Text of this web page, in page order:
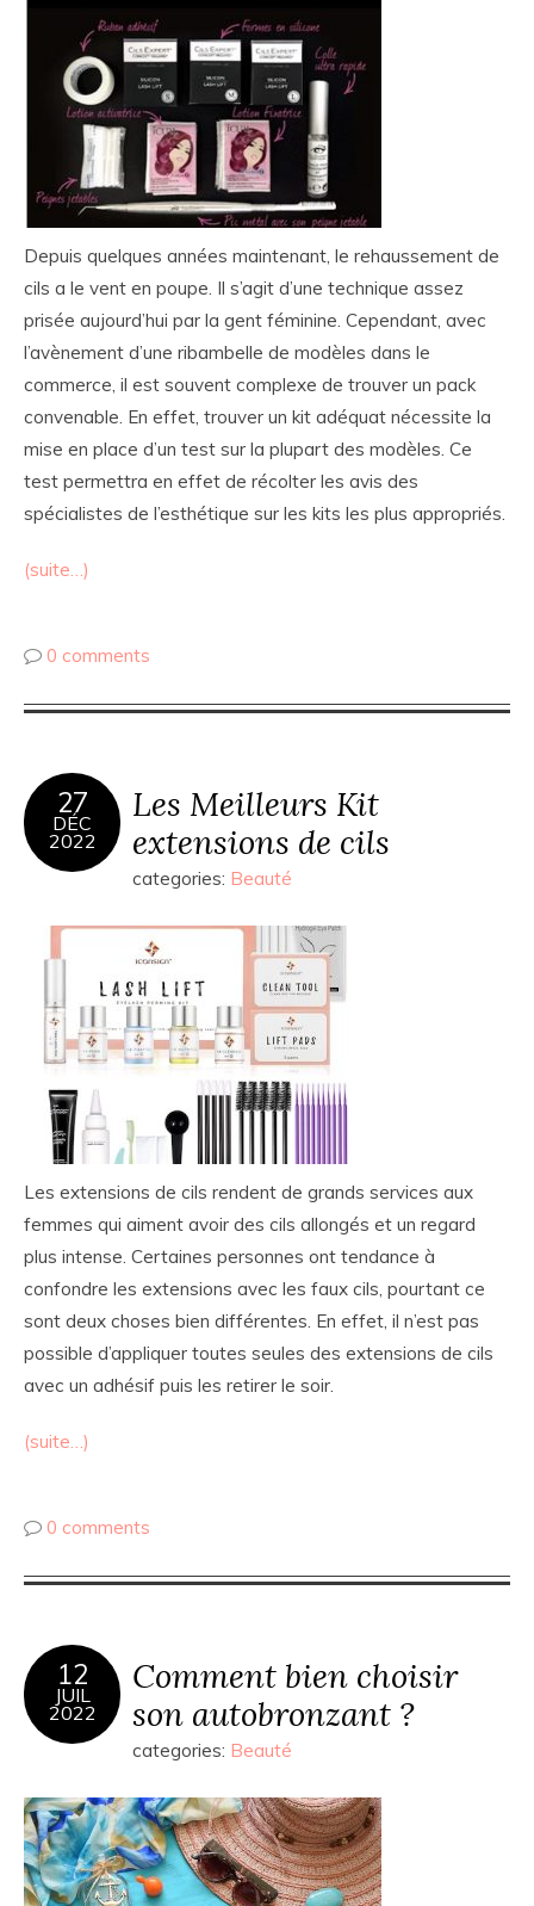
Depuis quelques années maintenant, le rehaussement de
cils a le vent en poupe. Il s’agit d’une technique assez
prisée aujourd’hui par la gent féminine. Cependant, avec
l’avènement d’une ribambelle de modèles dans le
commerce, il est souvent complexe de trouver un pack
convenable. En effet, trouver un kit adéquat nécessite la
mise en place d’un test sur la plupart des modèles. Ce
test permettra en effet de récolter les avis des
spécialistes de l’esthétique sur les kits les plus appropriés.
(suite…)
0 comments
27
DÉC
2022
Les Meilleurs Kit
extensions de cils
categories: Beauté
Les extensions de cils rendent de grands services aux
femmes qui aiment avoir des cils allongés et un regard
plus intense. Certaines personnes ont tendance à
confondre les extensions avec les faux cils, pourtant ce
sont deux choses bien différentes. En effet, il n’est pas
possible d’appliquer toutes seules des extensions de cils
avec un adhésif puis les retirer le soir.
(suite…)
0 comments
12
JUIL
2022
Comment bien choisir
son autobronzant ?
categories: Beauté